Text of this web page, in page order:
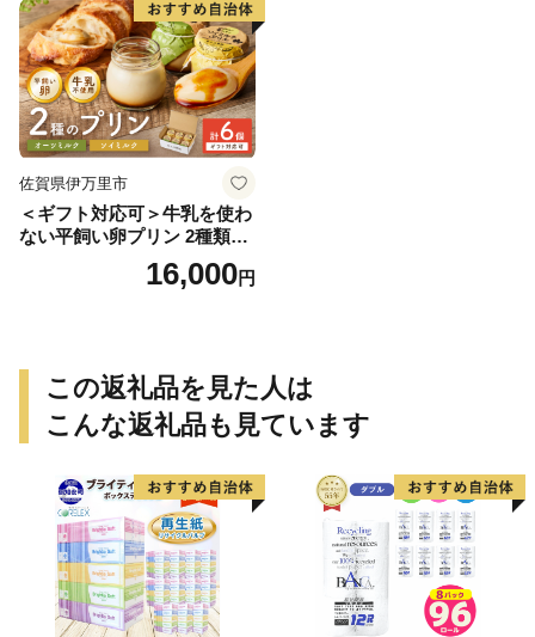
佐賀県伊万里市
＜ギフト対応可＞牛乳を使わ
ない平飼い卵プリン 2種類セ
ット計6個 129-F28916,000円
この返礼品を見た人は
こんな返礼品も見ています